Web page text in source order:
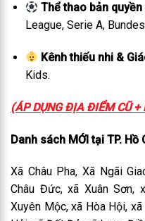
Thể thao bản
League, Serie A,
Kênh thiếu nhi &
Kids.
(ÁP DỤNG ĐỊA ĐIỂM CŨ +
Danh sách MỚI tại TP. Hồ
Xã Châu Pha, Xã Ngãi
Châu Đức, xã Xuân Sơn,
Xuyên Mộc, xã Hòa Hội,